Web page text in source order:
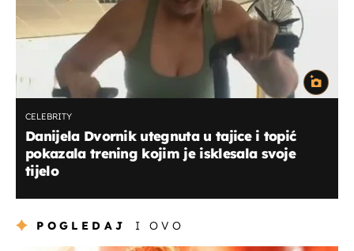
CELEBRITY
Danijela Dvornik utegnuta u tajice i topić
pokazala trening kojim je isklesala svoje
tijelo
POGLEDAJ I OVO